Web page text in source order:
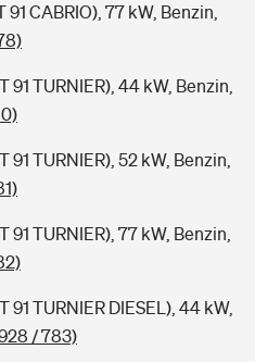
CABRIO), 77 kW, Benzin,
91 TURNIER), 44 kW, Benzin,
91 TURNIER), 52 kW, Benzin,
91 TURNIER), 77 kW, Benzin,
91 TURNIER DIESEL), 44 kW,
/ 783)